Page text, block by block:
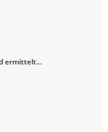
ermittelt...